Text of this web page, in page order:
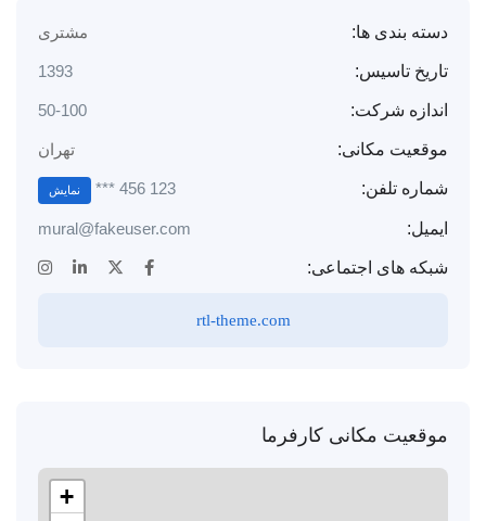
دسته بندی ها: مشتری
تاریخ تاسیس: 1393
اندازه شرکت: 50-100
موقعیت مکانی: تهران
شماره تلفن: 123 456 *** نمایش
ایمیل: mural@fakeuser.com
شبکه های اجتماعی:
rtl-theme.com
موقعیت مکانی کارفرما
+